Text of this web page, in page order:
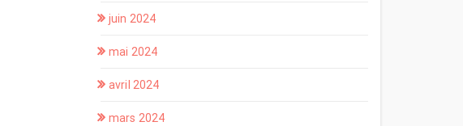
juin 2024
mai 2024
avril 2024
mars 2024